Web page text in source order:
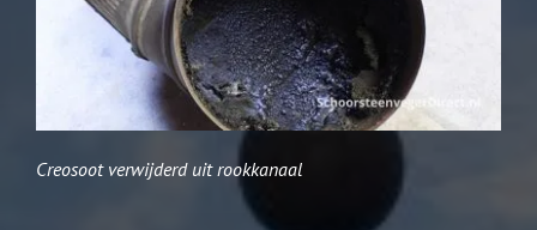
Creosoot verwijderd uit rookkanaal